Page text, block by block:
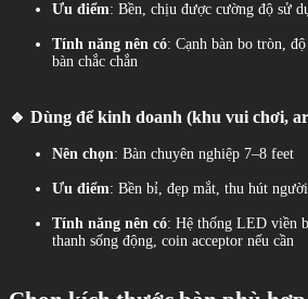
Ưu điểm: Bền, chịu được cường độ sử
Tính năng nên có: Cạnh bàn bo tròn,
bàn chắc chắn
🔹 Dùng để kinh doanh (khu vui chơi,
Nên chọn: Bàn chuyên nghiệp 7–8 feet
Ưu điểm: Bền bỉ, đẹp mắt, thu hút
Tính năng nên có: Hệ thống LED viền
thanh sống động, coin acceptor nếu cần